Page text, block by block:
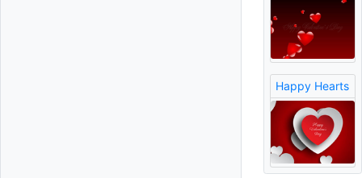
Happy Hearts